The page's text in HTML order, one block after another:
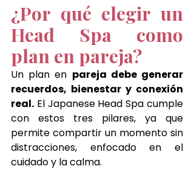
¿Por qué elegir un
Head Spa como
plan en pareja?
Un plan en pareja debe generar
recuerdos, bienestar y conexión
real. El Japanese Head Spa cumple
con estos tres pilares, ya que
permite compartir un momento sin
distracciones, enfocado en el
cuidado y la calma.